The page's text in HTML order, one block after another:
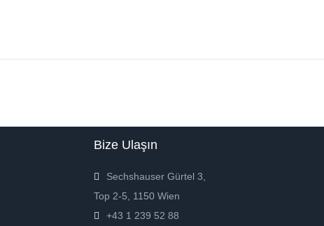
Bize Ulaşın
Sechshauser Gürtel 3,
Top 2-5, 1150 Wien
+43 1 239 52 88